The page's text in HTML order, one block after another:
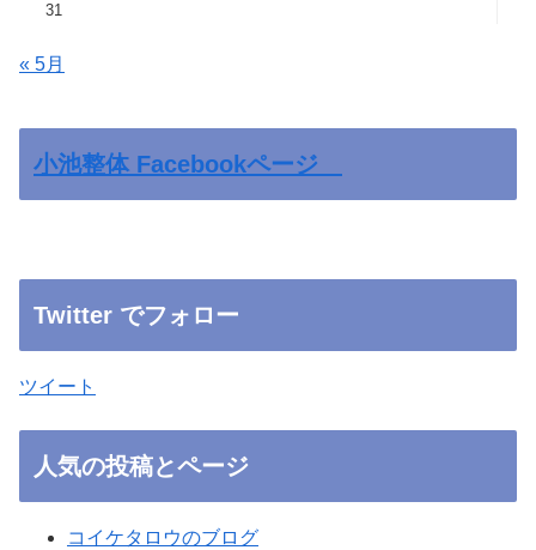
31
« 5月
小池整体 Facebookページ
Twitter でフォロー
ツイート
人気の投稿とページ
コイケタロウのブログ